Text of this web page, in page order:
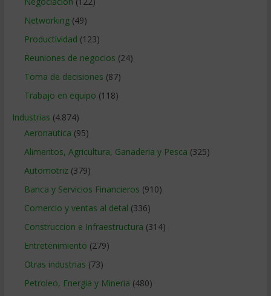
Networking(49)
Productividad (123)
Reuniones de negocios (24)
Toma de decisiones (87)
Trabajo en equipo (118)
Industrias (4.874)
Aeronautica (95)
Alimentos, Agricultura, Ganaderia y Pesca (325)
Automotriz(379)
Banca y Servicios Financieros (910)
Comercio y ventas al detal (336)
Construccion e Infraestructura (314)
Entretenimiento (279)
Otras industrias (73)
Petroleo, Energia y Mineria (480)